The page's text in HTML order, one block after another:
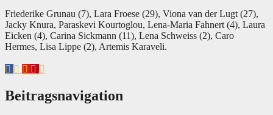
Friederike Grunau (7), Lara Froese (29), Viona van der Lugt (27),
Jacky Knura, Paraskevi Kourtoglou, Lena-Maria Fahnert (4), Laura
Eicken (4), Carina Sickmann (11), Lena Schweiss (2), Caro
Hermes, Lisa Lippe (2), Artemis Karaveli.
Beitragsnavigation